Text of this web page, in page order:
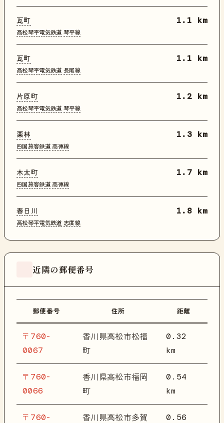
瓦町
高松琴平電気鉄道 琴平線
1.1 km
瓦町
高松琴平電気鉄道 長尾線
1.1 km
片原町
高松琴平電気鉄道 琴平線
1.2 km
栗林
四国旅客鉄道 高徳線
1.3 km
木太町
四国旅客鉄道 高徳線
1.7 km
春日川
高松琴平電気鉄道 志度線
1.8 km
近隣の郵便番号
郵便番号 住所 距離
〒760-
0067
香川県高松市松福
町
0.32
km
〒760-
0066
香川県高松市福岡
町
0.54
km
〒760- 香川県高松市多賀 0.56